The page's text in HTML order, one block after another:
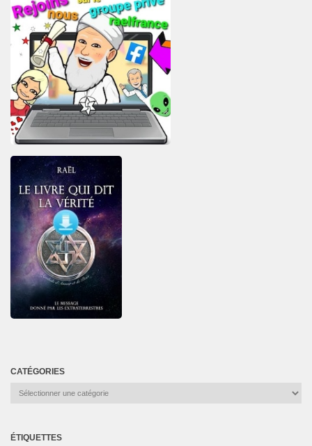
CATÉGORIES
Catégories
ÉTIQUETTES